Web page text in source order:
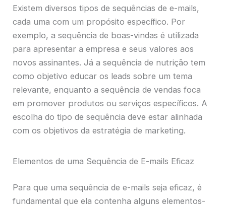
Existem diversos tipos de sequências de e-mails,
cada uma com um propósito específico. Por
exemplo, a sequência de boas-vindas é utilizada
para apresentar a empresa e seus valores aos
novos assinantes. Já a sequência de nutrição tem
como objetivo educar os leads sobre um tema
relevante, enquanto a sequência de vendas foca
em promover produtos ou serviços específicos. A
escolha do tipo de sequência deve estar alinhada
com os objetivos da estratégia de marketing.
Elementos de uma Sequência de E-mails Eficaz
Para que uma sequência de e-mails seja eficaz, é
fundamental que ela contenha alguns elementos-